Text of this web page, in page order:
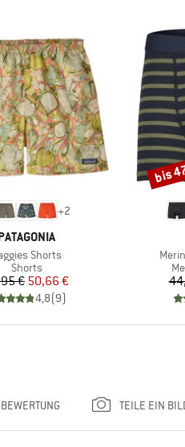
+2
Shorts
Produktgruppe
Shorts
Preis
€ reduzierter Preis
50,66 €
4,8(9)
Rabatt
bis
TEILE EIN